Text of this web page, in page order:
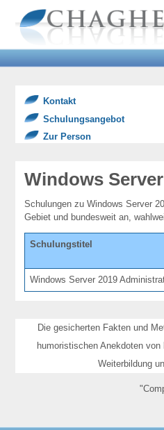
Kontakt
Schulungsangebot
Zur Person
Windows
Schulungen zu Windows Server
Gebiet und bundesweit an,
Schulungstitel
Windows Server 2019
Die gesicherten Fakten und
humoristischen Anekdoten
Weiterbildung